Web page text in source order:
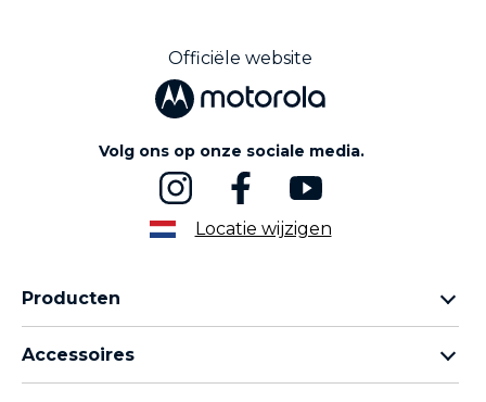
Officiële website
Volg ons op onze sociale media.
Locatie wijzigen
Producten
Accessoires